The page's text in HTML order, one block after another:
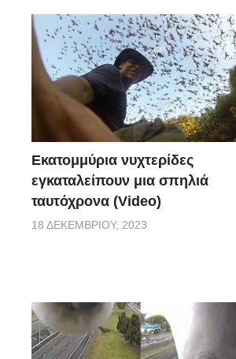
Εκατομμύρια νυχτερίδες
εγκαταλείπουν μια σπηλιά
ταυτόχρονα (Video)
18 ΔΕΚΕΜΒΡΊΟΥ, 2023